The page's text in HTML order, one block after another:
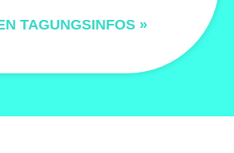
TAGUNGSINFOS »